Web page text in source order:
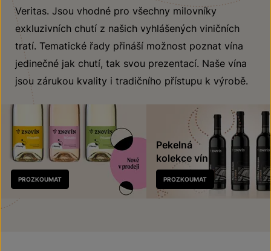
Veritas. Jsou vhodné pro všechny milovníky
exkluzivních chutí z našich vyhlášených viničních
tratí. Tematické řady přináší možnost poznat vína
jedinečné jak chutí, tak svou prezentací. Naše vína
jsou zárukou kvality i tradičního přístupu k výrobě.
Nově
v prodeji
PROZKOUMAT
Pekelná
kolekce vín
PROZKOUMAT